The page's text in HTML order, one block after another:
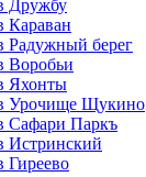
Дружбу
Караван
Радужный берег
Воробьи
Яхонты
в Урочище Щукино
Сафари Паркъ
Истринский
Гиреево